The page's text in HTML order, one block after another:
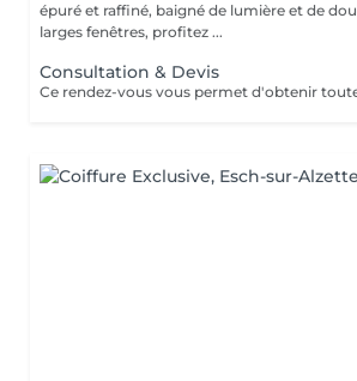
épuré et raffiné, baigné de lumière et de
larges fenêtres, profitez ...
Consultation & Devis